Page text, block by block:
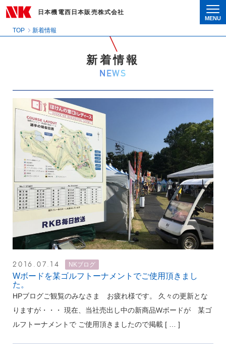
日本機電西日本販売株式会社
MENU
TOP 新着情報
新着情報
NEWS
2016.07.14 NKブログ
Wボードを某ゴルフトーナメントでご使用頂きまし
た。
HPブログご観覧のみなさま お疲れ様です。 久々の更新とな
りますが・・・ 現在、当社売出し中の新商品Wボードが 某ゴ
ルフトーナメントで ご使用頂きましたので掲載 [ … ]